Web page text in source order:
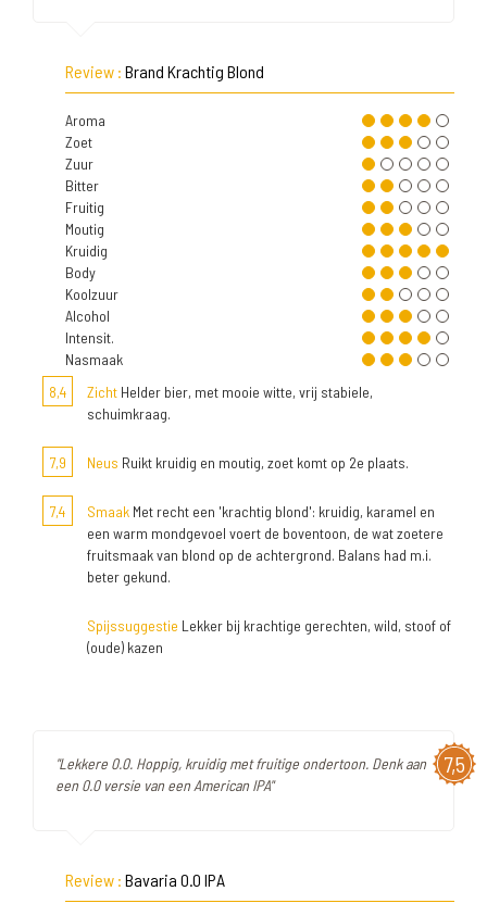
Review : Brand Krachtig Blond
Aroma
Zoet
Zuur
Bitter
Fruitig
Moutig
Kruidig
Body
Koolzuur
Alcohol
Intensit.
Nasmaak
8,4
Zicht Helder bier, met mooie witte, vrij stabiele,
schuimkraag.
7,9 Neus Ruikt kruidig en moutig, zoet komt op 2e plaats.
7,4 Smaak Met recht een 'krachtig blond': kruidig, karamel en
een warm mondgevoel voert de boventoon, de wat zoetere
fruitsmaak van blond op de achtergrond. Balans had m.i.
beter gekund.
Spijssuggestie Lekker bij krachtige gerechten, wild, stoof of
(oude) kazen
7,5
"Lekkere 0.0. Hoppig, kruidig met fruitige ondertoon. Denk aan
een 0.0 versie van een American IPA"
Review : Bavaria 0.0 IPA